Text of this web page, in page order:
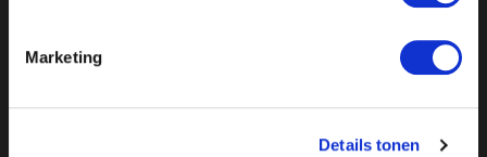
Marketing
Details tonen